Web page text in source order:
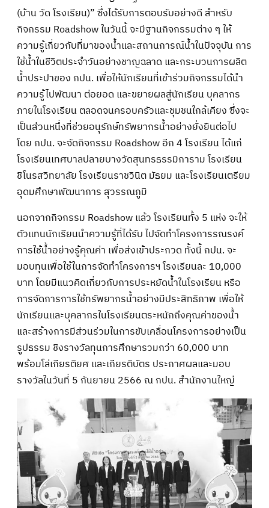
(บ้าน วัด โรงเรียน)” ซึ่งได้รับการตอบรับอย่างดี สำหรับ
กิจกรรม Roadshow ในวันนี้ จะมีฐานกิจกรรมต่าง ๆ ให้
ความรู้เกี่ยวกับที่มาของน้ำและสถานการณ์น้ำในปัจจุบัน การ
ใช้น้ำในชีวิตประจำวันอย่างชาญฉลาด และกระบวนการผลิต
น้ำประปาของ กปน. เพื่อให้นักเรียนที่เข้าร่วมกิจกรรมได้นำ
ความรู้ไปพัฒนา ต่อยอด และขยายผลสู่นักเรียน บุคลากร
ภายในโรงเรียน ตลอดจนครอบครัวและชุมชนใกล้เคียง ซึ่งจะ
เป็นส่วนหนึ่งที่ช่วยอนุรักษ์ทรัพยากรน้ำอย่างยั่งยืนต่อไป
โดย กปน. จะจัดกิจกรรม Roadshow อีก 4 โรงเรียน ได้แก่
โรงเรียนเทศบาลปลายบางวัดสุนทรธรรมิการาม โรงเรียน
ชิโนรสวิทยาลัย โรงเรียนราชวินิต มัธยม และโรงเรียนเตรียม
อุดมศึกษาพัฒนาการ สุวรรณภูมิ
นอกจากกิจกรรม Roadshow แล้ว โรงเรียนทั้ง 5 แห่ง จะให้
ตัวแทนนักเรียนนำความรู้ที่ได้รับ ไปจัดทำโครงการรณรงค์
การใช้น้ำอย่างรู้คุณค่า เพื่อส่งเข้าประกวด ทั้งนี้ กปน. จะ
มอบทุนเพื่อใช้ในการจัดทำโครงการฯ โรงเรียนละ 10,000
บาท โดยมีแนวคิดเกี่ยวกับการประหยัดน้ำในโรงเรียน หรือ
การจัดการการใช้ทรัพยากรน้ำอย่างมีประสิทธิภาพ เพื่อให้
นักเรียนและบุคลากรในโรงเรียนตระหนักถึงคุณค่าของน้ำ
และสร้างการมีส่วนร่วมในการขับเคลื่อนโครงการอย่างเป็น
รูปธรรม ชิงรางวัลทุนการศึกษารวมกว่า 60,000 บาท
พร้อมโล่เกียรติยศ และเกียรติบัตร ประกาศผลและมอบ
รางวัลในวันที่ 5 กันยายน 2566 ณ กปน. สำนักงานใหญ่